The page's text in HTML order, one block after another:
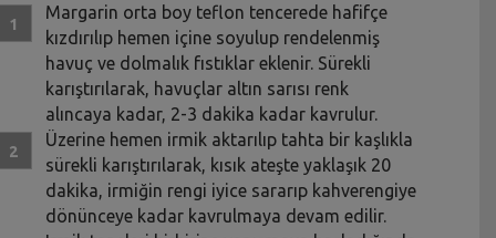
Margarin orta boy teflon tencerede hafifçe
kızdırılıp hemen içine soyulup rendelenmiş
havuç ve dolmalık fıstıklar eklenir. Sürekli
karıştırılarak, havuçlar altın sarısı renk
alıncaya kadar, 2-3 dakika kadar kavrulur.
Üzerine hemen irmik aktarılıp tahta bir kaşlıkla
sürekli karıştırılarak, kısık ateşte yaklaşık 20
dakika, irmiğin rengi iyice sararıp kahverengiye
dönünceye kadar kavrulmaya devam edilir.